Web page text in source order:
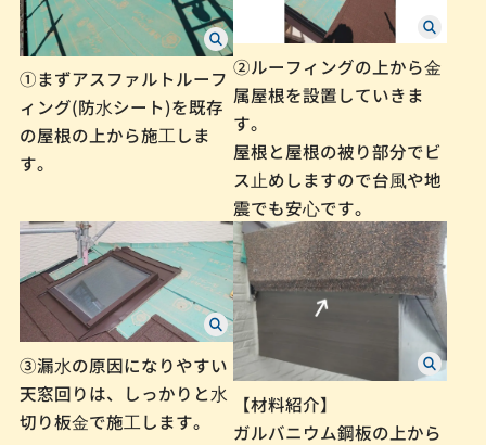
①まずアスファルトルーフ
ィング(防⽔シート)を既存
の屋根の上から施⼯しま
す。
②ルーフィングの上から⾦
属屋根を設置していきま
す。
屋根と屋根の被り部分でビ
ス⽌めしますので台⾵や地
震でも安⼼です。
③漏⽔の原因になりやすい
天窓回りは、しっかりと⽔
切り板⾦で施⼯します。
【材料紹介】
ガルバニウム鋼板の上から